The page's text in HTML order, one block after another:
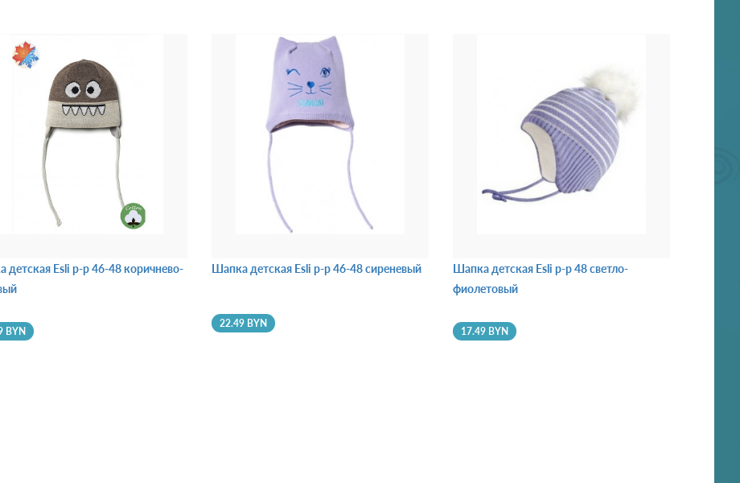
детская Esli р-р 46-48 коричнево-
BYN
Шапка детская Esli р-р 46-48 сиреневый
22.49 BYN
Шапка детская Esli р-р 48 светло-
фиолетовый
17.49 BYN